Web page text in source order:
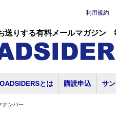
送りする有料メールマガジン
利用規約
とは 購読申込 サ
ナンバー